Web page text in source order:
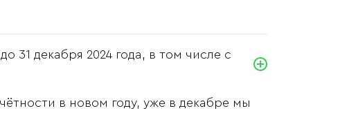
31 декабря 2024 года, в том числе с
в новом году, уже в декабре мы